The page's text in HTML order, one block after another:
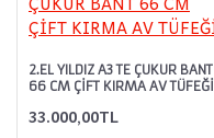
2.EL YILDIZ A3 TE ÇUKUR BANT
66 CM ÇİFT KIRMA AV TÜFEĞİ
33.000,00TL